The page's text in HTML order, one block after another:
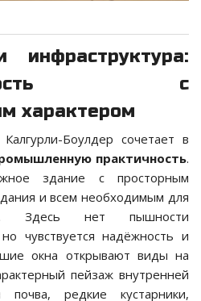
инфраструктура:
с
характером
Боулдер сочетает в
практичность.
здание с просторным
и всем необходимым для
Здесь нет пышности
чувствуется надёжность и
окна открывают виды на
пейзаж внутренней
почва, редкие кустарники,